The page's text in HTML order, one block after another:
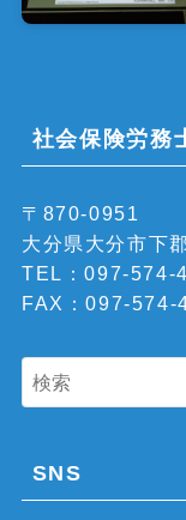
社会保険労務
〒870-0951
大分県大分市下
TEL：097-574-
FAX：097-574-
SNS